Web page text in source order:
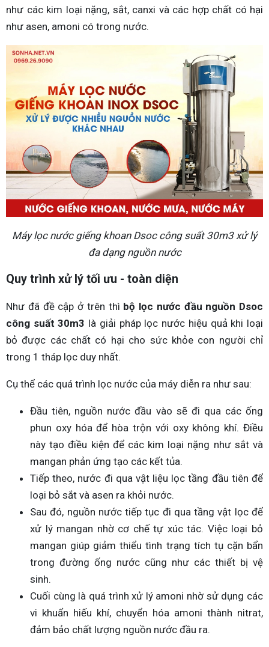
như các kim loại nặng, sắt, canxi và các hợp chất có hại
như asen, amoni có trong nước.
Máy lọc nước giếng khoan Dsoc công suất 30m3 xử lý
đa dạng nguồn nước
Quy trình xử lý tối ưu - toàn diện
Như đã đề cập ở trên thì bộ lọc nước đầu nguồn Dsoc
công suất 30m3 là giải pháp lọc nước hiệu quả khi loại
bỏ được các chất có hại cho sức khỏe con người chỉ
trong 1 tháp lọc duy nhất.
Cụ thể các quá trình lọc nước của máy diễn ra như sau:
Đầu tiên, nguồn nước đầu vào sẽ đi qua các ống
phun oxy hóa để hòa trộn với oxy không khí. Điều
này tạo điều kiện để các kim loại nặng như sắt và
mangan phản ứng tạo các kết tủa.
Tiếp theo, nước đi qua vật liệu lọc tầng đầu tiên để
loại bỏ sắt và asen ra khỏi nước.
Sau đó, nguồn nước tiếp tục đi qua tầng vật lọc để
xử lý mangan nhờ cơ chế tự xúc tác. Việc loại bỏ
mangan giúp giảm thiểu tình trạng tích tụ cặn bẩn
trong đường ống nước cũng như các thiết bị vệ
sinh.
Cuối cùng là quá trình xử lý amoni nhờ sử dụng các
vi khuẩn hiếu khí, chuyển hóa amoni thành nitrat,
đảm bảo chất lượng nguồn nước đầu ra.